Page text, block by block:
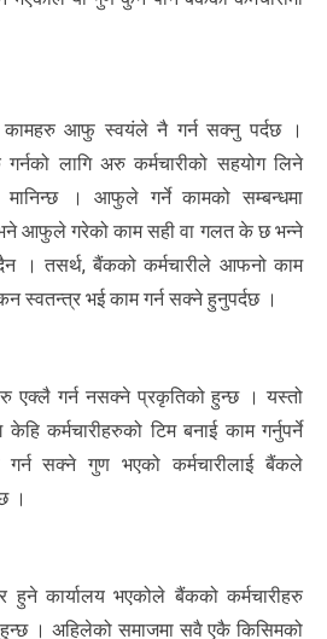
कामहरु आफु स्वयंले नै गर्न सक्नु पर्दछ ।
गर्नको लागि अरु कर्मचारीको सहयोग लिने
। आफुले गर्ने कामको सम्बन्धमा
आफुले गरेको काम सही वा गलत के छ भन्ने
। तसर्थ, बैंकको कर्मचारीले आफनो काम
स्वतन्त्र भई काम गर्न सक्ने हुनुपर्दछ ।
एक्लै गर्न नसक्ने प्रकृतिको हुन्छ । यस्तो
कर्मचारीहरुको टिम बनाई काम गर्नुपर्ने
सक्ने गुण भएको कर्मचारीलाई बैंकले
।
हुने कार्यालय भएकोले बैंकको कर्मचारीहरु
हुन्छ । अहिलेको समाजमा सवै एकै किसिमको